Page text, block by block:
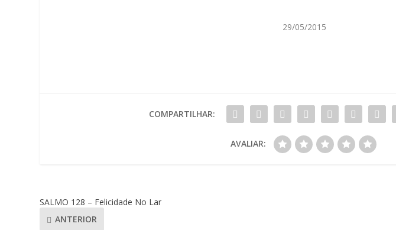
29/05/2015
COMPARTILHAR:
AVALIAR:
SALMO 128 – Felicidade No Lar
ANTERIOR